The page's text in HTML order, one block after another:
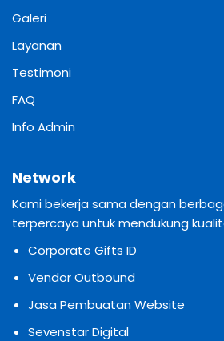
Galeri
Layanan
Testimoni
FAQ
Info Admin
Network
Kami bekerja sama dengan
terpercaya untuk mendukung
Corporate Gifts ID
Vendor Outbound
Jasa Pembuatan Website
Sevenstar Digital